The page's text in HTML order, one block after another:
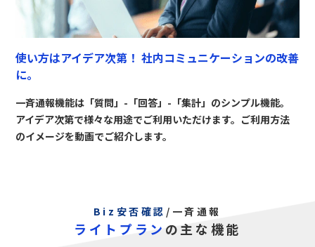
使い方はアイデア次第！ 社内コミュニケーションの改善
に。
一斉通報機能は「質問」-「回答」-「集計」のシンプル機能。
アイデア次第で様々な用途でご利用いただけます。ご利用方法
のイメージを動画でご紹介します。
Biz安否確認 /一斉通報
ライトプラン の主な機能